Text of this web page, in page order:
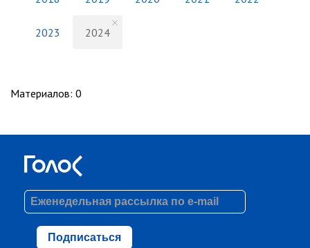
2023 2024
Материалов: 0
Подписаться